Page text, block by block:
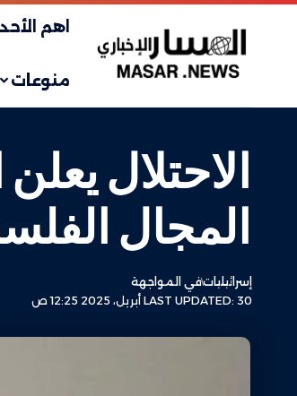
اهم
منوعات
الاحتلال
المجال
LAST UPDATED: 30 أبريل، 2025 12:25 ص
إسرائيلياتفي المواجهة